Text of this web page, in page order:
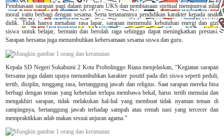
Pembiasaan sarapan pagi dalam program UKS dan pembiasaan spritual mempunyai nilai
moral yaitu berbagi dengan sesama. Serta tertanamnya pendidikan karakter kepada anak
didik. Tidak hanya menahan rasa lapar, sarapan memenuhi kebutuhan energi dan gizi
siswa untuk belajar, bermain dan berolah raga sehingga dapat meningkatkan prestasi.
Sarapan bersama juga menumbuhkan kebersamaan sesama siswa dan guru.
Kepala SD Negeri Sukabumi 2 Kota Probolinggo Rianamenjelaskan, “Kegiatan sarapan
bersama juga dalam upaya menumbuhkan karakter positif pada diri siswa seperti peduli,
tertib, disiplin, tenggang rasa, bertanggung jawab dan religius. Saat sarapan mereka bisa
berbagi dengan teman yang kebetulan terlupa membawa bekal, harus tertib memulai dan
mengakhiri sarapan, tidak melakukan hal-hal yang membuat tidak nyaman teman di
sampingnya, bertanggung jawab terhadap sampah atau remah nasi yang tercecer dan
mempraktikkan adab makan sesuai anjuran agama.”